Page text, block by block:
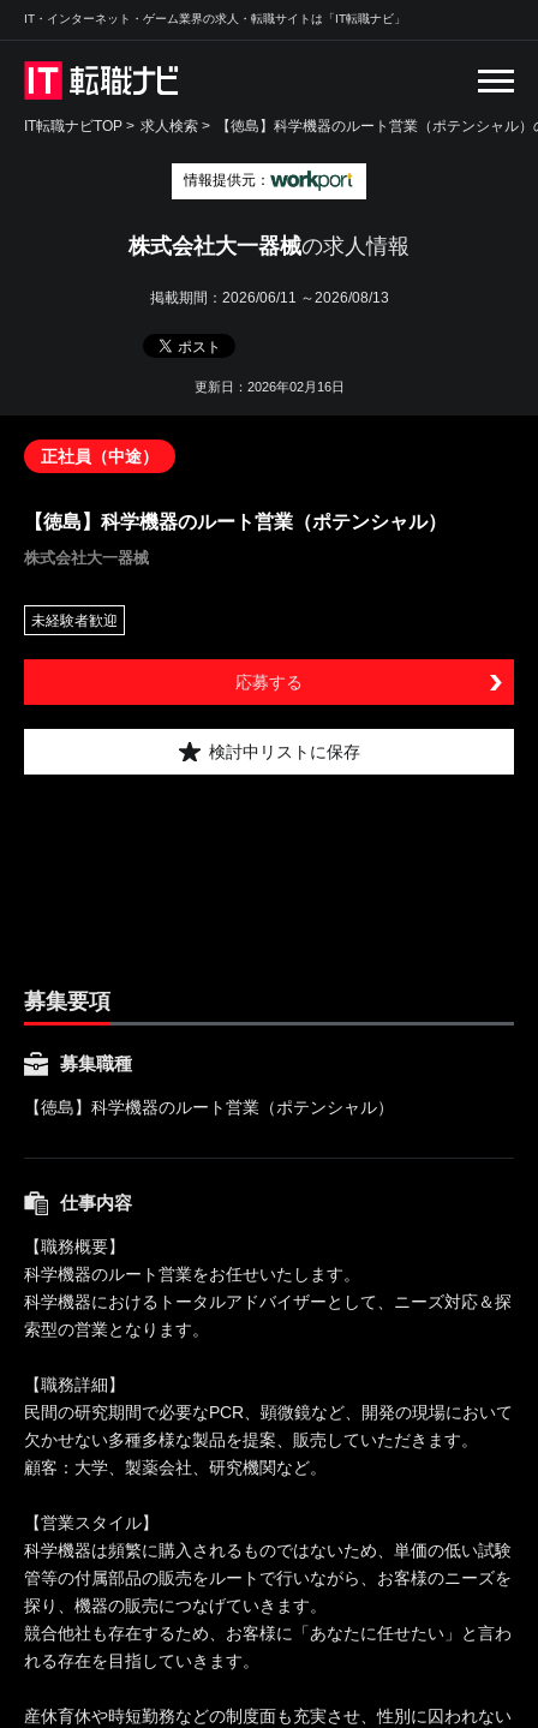
IT・インターネット・ゲーム業界の求人・転職サイトは「IT転職ナビ」
IT転職ナビTOP > 求人検索 > 【徳島】科学機器のルート営業（ポテンシャル
情報提供元：
株式会社大一器械の求人情報
掲載期間： 2026/06/11 ～2026/08/13
更新日：2026年02月16日
正社員（中途）
【徳島】科学機器のルート営業（ポテンシャル）
株式会社大一器械
未経験者歓迎
応募する
検討中リストに保存
募集要項
募集職種
【徳島】科学機器のルート営業（ポテンシャル）
仕事内容
【職務概要】
科学機器のルート営業をお任せいたします。
科学機器におけるトータルアドバイザーとして、ニーズ対応＆探
索型の営業となります。
【職務詳細】
民間の研究期間で必要なPCR、顕微鏡など、開発の現場において
欠かせない多種多様な製品を提案、販売していただきます。
顧客：大学、製薬会社、研究機関など。
【営業スタイル】
科学機器は頻繁に購入されるものではないため、単価の低い試験
管等の付属部品の販売をルートで行いながら、お客様のニーズを
探り、機器の販売につなげていきます。
競合他社も存在するため、お客様に「あなたに任せたい」と言わ
れる存在を目指していきます。
産休育休や時短勤務などの制度面も充実させ、性別に囚われない